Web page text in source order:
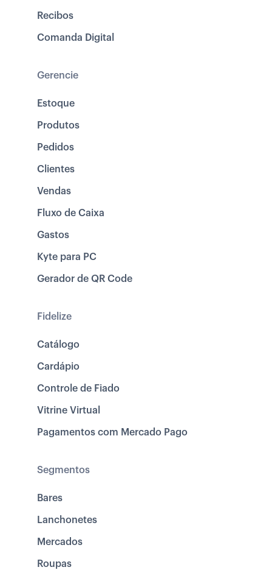
Recibos
Comanda Digital
Gerencie
Estoque
Produtos
Pedidos
Clientes
Vendas
Fluxo de Caixa
Gastos
Kyte para PC
Gerador de QR Code
Fidelize
Catálogo
Cardápio
Controle de Fiado
Vitrine Virtual
Pagamentos com Mercado Pago
Segmentos
Bares
Lanchonetes
Mercados
Roupas